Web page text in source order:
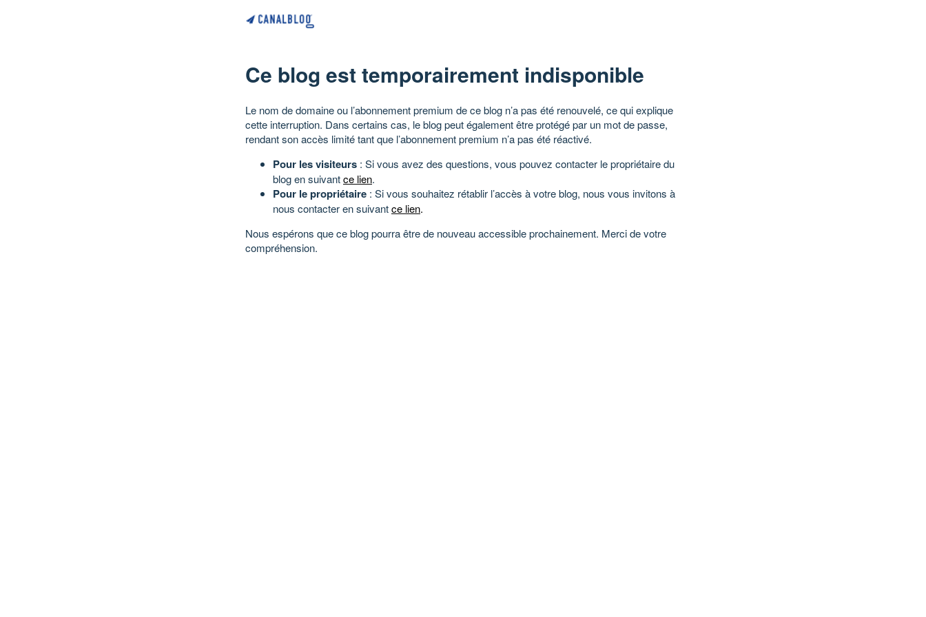
Ce blog est temporairement indisponible
Le nom de domaine ou l’abonnement premium de ce blog n’a pas été renouvelé, ce qui explique
cette interruption. Dans certains cas, le blog peut également être protégé par un mot de passe,
rendant son accès limité tant que l’abonnement premium n’a pas été réactivé.
Pour les visiteurs : Si vous avez des questions, vous pouvez contacter le propriétaire du
blog en suivantce lien.
Pour le propriétaire : Si vous souhaitez rétablir l’accès à votre blog, nous vous invitons à
nous contacter en suivantce lien.
Nous espérons que ce blog pourra être de nouveau accessible prochainement. Merci de votre
compréhension.